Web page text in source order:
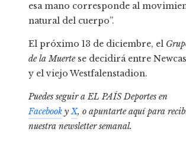
esa mano corresponde al
natural del cuerpo”.
El próximo 13 de diciembre, el
de la Muertese decidirá entre
y el viejo Westfalenstadion.
Puedes seguir a EL PAÍS Deportes en
Facebook yX, o apuntarte aquí para
nuestra newsletter semanal.